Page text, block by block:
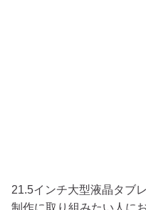
21.5インチ大型液晶タブ
制作に取り組みたい人に